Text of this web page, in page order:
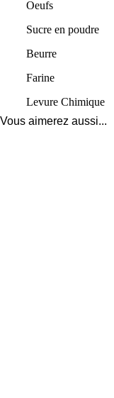
Oeufs
Sucre en poudre
Beurre
Farine
Levure Chimique
Vous aimerez aussi...